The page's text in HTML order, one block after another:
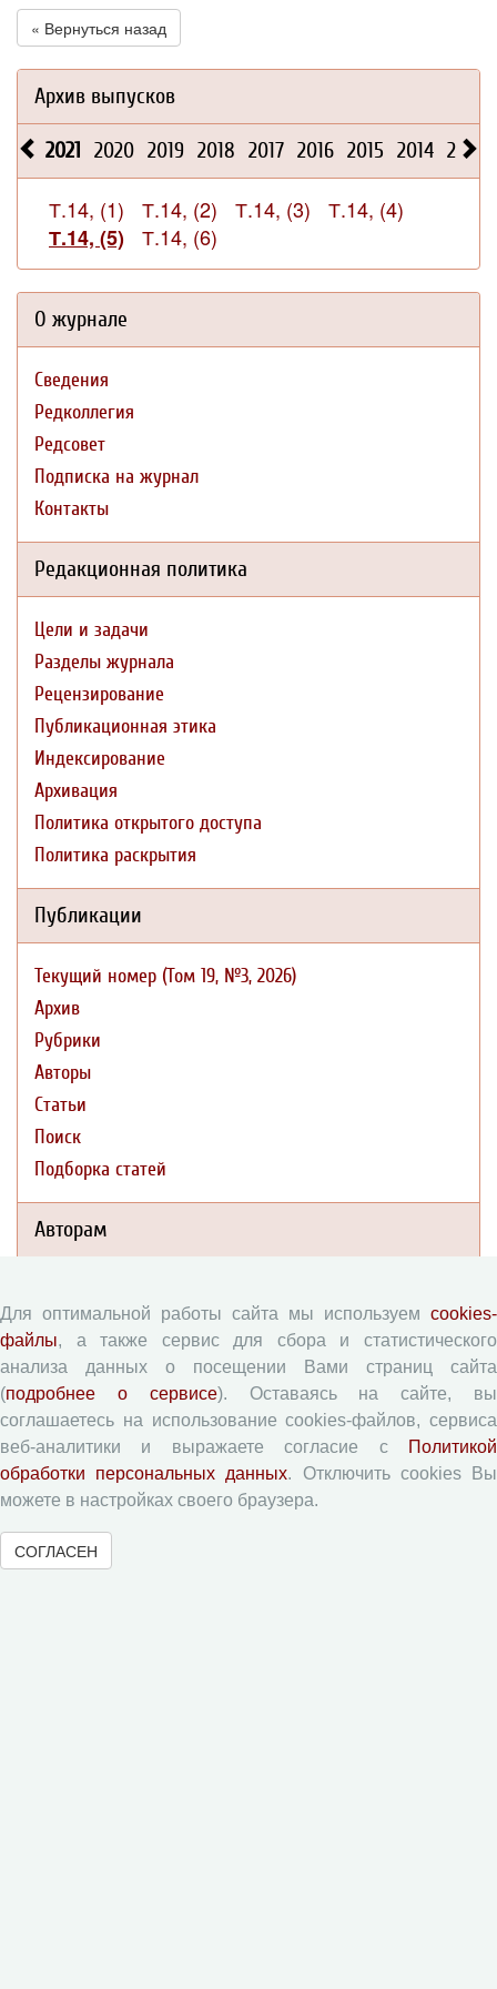
« Вернуться назад
Архив выпусков
2021 2020 2019 2018 2017 2016 2015 2014 2013
Т.14, (1) Т.14, (2) Т.14, (3)
Т.14, (4)
Т.14, (5)
Т.14, (6)
О журнале
Сведения
Редколлегия
Редсовет
Подписка на журнал
Контакты
Редакционная политика
Цели и задачи
Разделы журнала
Рецензирование
Публикационная этика
Индексирование
Архивация
Политика открытого доступа
Политика раскрытия
Публикации
Текущий номер (Том 19, №3, 2026)
Архив
Рубрики
Авторы
Статьи
Поиск
Подборка статей
Авторам
Типовой лицензионный договор
Согласие на обработку персональных данных
Авторские права
Приватность
Рецензентам
Памятка рецензенту
Форма рецензии
Для оптимальной работы сайта мы используем cookies-
файлы, а также сервис для сбора и статистического
анализа данных о посещении Вами страниц сайта
(подробнее о сервисе). Оставаясь на сайте, вы
соглашаетесь на использование cookies-файлов, сервиса
веб-аналитики и выражаете согласие с
Политикой
обработки персональных данных. Отключить cookies Вы
можете в настройках своего браузера.
СОГЛАСЕН